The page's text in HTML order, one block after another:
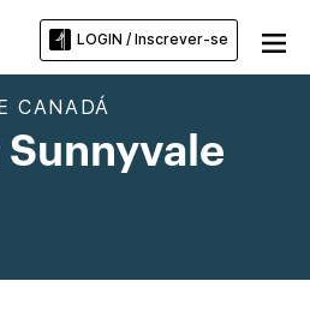
LOGIN / Inscrever-se
CANADÁ
Sunnyvale